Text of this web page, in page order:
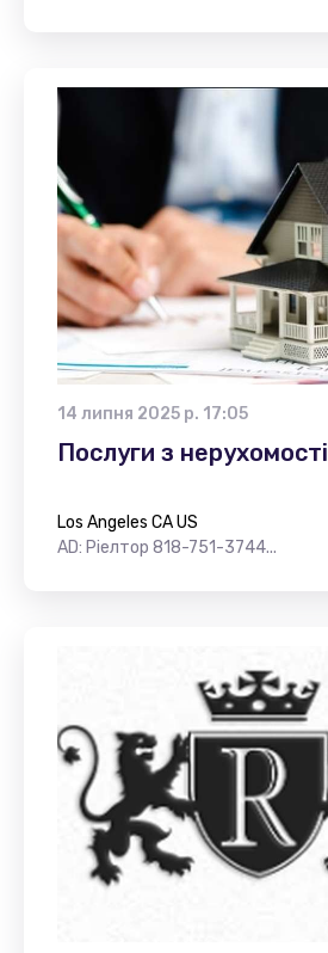
14 липня 2025 р. 17:05
Послуги з нерухомості
Los Angeles CA US
AD: Ріелтор 818-751-3744...